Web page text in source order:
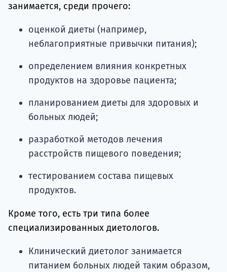
занимается, среди прочего:
оценкой диеты (например,
неблагоприятные привычки питания);
определением влияния конкретных
продуктов на здоровье пациента;
планированием диеты для здоровых и
больных людей;
разработкой методов лечения
расстройств пищевого поведения;
тестированием состава пищевых
продуктов.
Кроме того, есть три типа более
специализированных диетологов.
Клинический диетолог занимается
питанием больных людей таким образом,